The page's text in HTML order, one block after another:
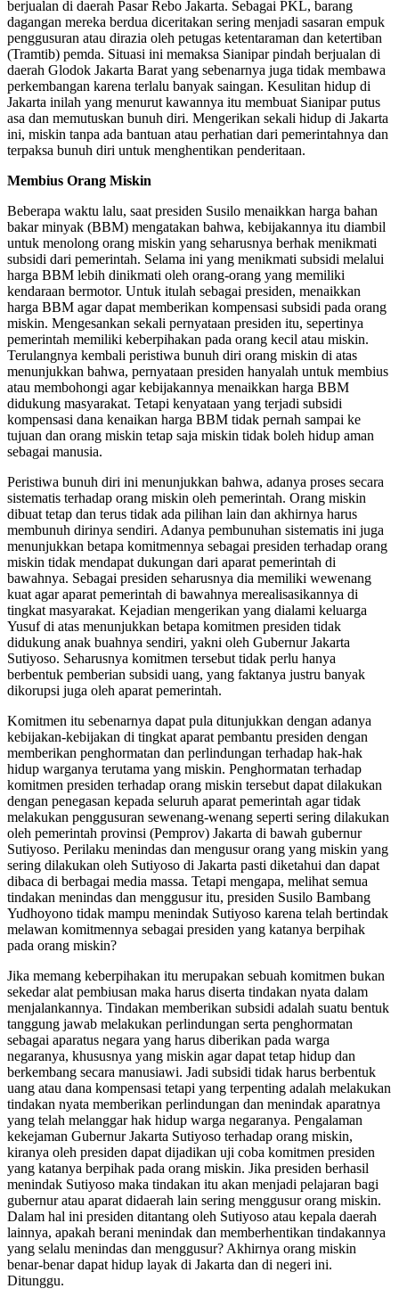
berjualan di daerah Pasar Rebo Jakarta. Sebagai PKL, barang
dagangan mereka berdua diceritakan sering menjadi sasaran empuk
penggusuran atau dirazia oleh petugas ketentaraman dan ketertiban
(Tramtib) pemda. Situasi ini memaksa Sianipar pindah berjualan di
daerah Glodok Jakarta Barat yang sebenarnya juga tidak membawa
perkembangan karena terlalu banyak saingan. Kesulitan hidup di
Jakarta inilah yang menurut kawannya itu membuat Sianipar putus
asa dan memutuskan bunuh diri. Mengerikan sekali hidup di Jakarta
ini, miskin tanpa ada bantuan atau perhatian dari pemerintahnya dan
terpaksa bunuh diri untuk menghentikan penderitaan.
Membius Orang Miskin
Beberapa waktu lalu, saat presiden Susilo menaikkan harga bahan
bakar minyak (BBM) mengatakan bahwa, kebijakannya itu diambil
untuk menolong orang miskin yang seharusnya berhak menikmati
subsidi dari pemerintah. Selama ini yang menikmati subsidi melalui
harga BBM lebih dinikmati oleh orang-orang yang memiliki
kendaraan bermotor. Untuk itulah sebagai presiden, menaikkan
harga BBM agar dapat memberikan kompensasi subsidi pada orang
miskin. Mengesankan sekali pernyataan presiden itu, sepertinya
pemerintah memiliki keberpihakan pada orang kecil atau miskin.
Terulangnya kembali peristiwa bunuh diri orang miskin di atas
menunjukkan bahwa, pernyataan presiden hanyalah untuk membius
atau membohongi agar kebijakannya menaikkan harga BBM
didukung masyarakat. Tetapi kenyataan yang terjadi subsidi
kompensasi dana kenaikan harga BBM tidak pernah sampai ke
tujuan dan orang miskin tetap saja miskin tidak boleh hidup aman
sebagai manusia.
Peristiwa bunuh diri ini menunjukkan bahwa, adanya proses secara
sistematis terhadap orang miskin oleh pemerintah. Orang miskin
dibuat tetap dan terus tidak ada pilihan lain dan akhirnya harus
membunuh dirinya sendiri. Adanya pembunuhan sistematis ini juga
menunjukkan betapa komitmennya sebagai presiden terhadap orang
miskin tidak mendapat dukungan dari aparat pemerintah di
bawahnya. Sebagai presiden seharusnya dia memiliki wewenang
kuat agar aparat pemerintah di bawahnya merealisasikannya di
tingkat masyarakat. Kejadian mengerikan yang dialami keluarga
Yusuf di atas menunjukkan betapa komitmen presiden tidak
didukung anak buahnya sendiri, yakni oleh Gubernur Jakarta
Sutiyoso. Seharusnya komitmen tersebut tidak perlu hanya
berbentuk pemberian subsidi uang, yang faktanya justru banyak
dikorupsi juga oleh aparat pemerintah.
Komitmen itu sebenarnya dapat pula ditunjukkan dengan adanya
kebijakan-kebijakan di tingkat aparat pembantu presiden dengan
memberikan penghormatan dan perlindungan terhadap hak-hak
hidup warganya terutama yang miskin. Penghormatan terhadap
komitmen presiden terhadap orang miskin tersebut dapat dilakukan
dengan penegasan kepada seluruh aparat pemerintah agar tidak
melakukan penggusuran sewenang-wenang seperti sering dilakukan
oleh pemerintah provinsi (Pemprov) Jakarta di bawah gubernur
Sutiyoso. Perilaku menindas dan mengusur orang yang miskin yang
sering dilakukan oleh Sutiyoso di Jakarta pasti diketahui dan dapat
dibaca di berbagai media massa. Tetapi mengapa, melihat semua
tindakan menindas dan menggusur itu, presiden Susilo Bambang
Yudhoyono tidak mampu menindak Sutiyoso karena telah bertindak
melawan komitmennya sebagai presiden yang katanya berpihak
pada orang miskin?
Jika memang keberpihakan itu merupakan sebuah komitmen bukan
sekedar alat pembiusan maka harus diserta tindakan nyata dalam
menjalankannya. Tindakan memberikan subsidi adalah suatu bentuk
tanggung jawab melakukan perlindungan serta penghormatan
sebagai aparatus negara yang harus diberikan pada warga
negaranya, khususnya yang miskin agar dapat tetap hidup dan
berkembang secara manusiawi. Jadi subsidi tidak harus berbentuk
uang atau dana kompensasi tetapi yang terpenting adalah melakukan
tindakan nyata memberikan perlindungan dan menindak aparatnya
yang telah melanggar hak hidup warga negaranya. Pengalaman
kekejaman Gubernur Jakarta Sutiyoso terhadap orang miskin,
kiranya oleh presiden dapat dijadikan uji coba komitmen presiden
yang katanya berpihak pada orang miskin. Jika presiden berhasil
menindak Sutiyoso maka tindakan itu akan menjadi pelajaran bagi
gubernur atau aparat didaerah lain sering menggusur orang miskin.
Dalam hal ini presiden ditantang oleh Sutiyoso atau kepala daerah
lainnya, apakah berani menindak dan memberhentikan tindakannya
yang selalu menindas dan menggusur? Akhirnya orang miskin
benar-benar dapat hidup layak di Jakarta dan di negeri ini.
Ditunggu.